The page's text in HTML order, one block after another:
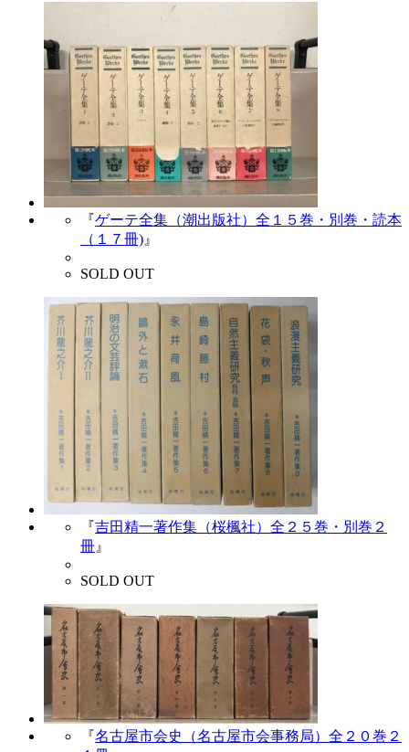
『ゲーテ全集（潮出版社）全１５巻・別巻・読本
（１７冊) 』
SOLD OUT
『吉田精一著作集（桜楓社）全２５巻・別巻２
冊 』
SOLD OUT
『名古屋市会史（名古屋市会事務局）全２０巻２